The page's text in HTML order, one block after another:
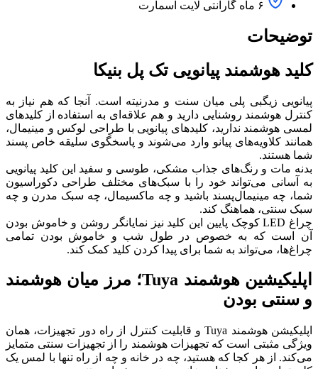
۶ ماه گارانتی لایت اسمارت
توضیحات
کلید هوشمند پیانویی تک پل بنیکا
پیانویی زیگبی پلی میان سنت و مدرنیته است. آنجا که هم نیاز به
کنترل هوشمند روشنایی دارید و هم علاقه‌ای به استفاده از کلیدهای
لمسی هوشمند ندارید، کلیدهای پیانویی با طراحی لوکس و مینیمال،
همانند کلاویه‌های پیانو وارد می‌شوند و پاسخگوی سلیقه خاص پسند
شما هستند.
بدنه مات و رنگ‌های جذاب مشکی، طوسی و سفید این کلید پیانویی
به آسانی می‌تواند خود را با سبک‌‌های مختلف طراحی دکوراسیون
شما، چه مینیمال‌پسند باشید و چه ماکسیمال، چه سبک مدرن و چه
سبک سنتی، هماهنگ کند.
چراغ LED کوچک پایین این کلید نیز نمایانگر روشن و خاموش بودن
آن است که به خصوص در طول شب و خاموش بودن تمامی
چراغ‌ها، می‌تواند به شما برای پیدا کردن کلید کمک کند.
اپلیکیشین هوشمند Tuya؛ مرز میان هوشمند
و سنتی بودن
اپلیکیشن هوشمند Tuya و قابلیت کنترل از راه دور تجهیزات، همان
ویژگی مثبتی است که تجهیزات هوشمند را از تجهیزات سنتی متمایز
می‌کند. از هر کجا که هستید، چه در خانه و چه از راه تنها با لمس یک